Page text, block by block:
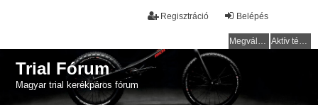
Belépés
Regisztráció
Megválaszolatlan témák Aktív témák
Trial Fórum
Magyar trial kerékpáros fórum